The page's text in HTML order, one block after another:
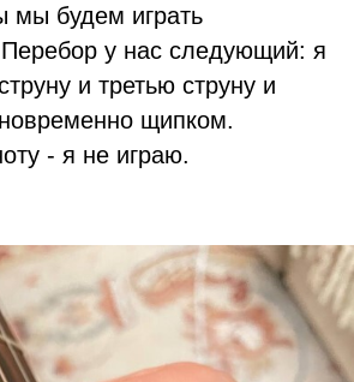
мы будем играть
у нас следующий: я
и третью струну и
щипком.
- я не играю.